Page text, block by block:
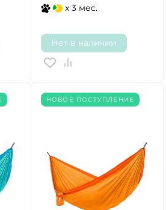
x 3 мес.
Нет в наличии
НОВОЕ ПОСТУПЛЕНИЕ